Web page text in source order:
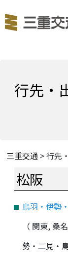
行先・
三重交通 >行先
松阪
鳥羽・伊勢
（ 関東, 桑
勢・二見・鳥